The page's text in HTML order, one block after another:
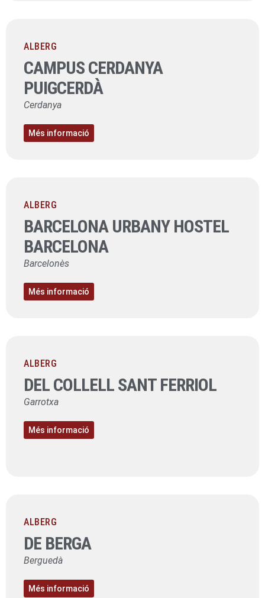
ALBERG
CAMPUS CERDANYA
PUIGCERDÀ
Cerdanya
Més informació
ALBERG
BARCELONA URBANY HOSTEL
BARCELONA
Barcelonès
Més informació
ALBERG
DEL COLLELL SANT FERRIOL
Garrotxa
Més informació
ALBERG
DE BERGA
Berguedà
Més informació